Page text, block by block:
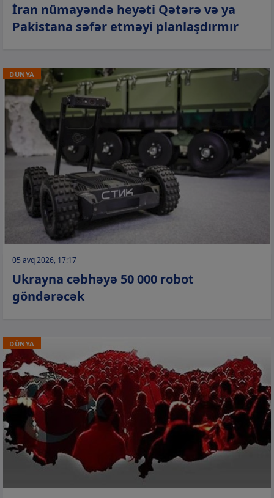
İran nümayəndə heyəti Qətərə və ya
Pakistana səfər etməyi planlaşdırmır
DÜNYA
05 avq 2026, 17:17
Ukrayna cəbhəyə 50 000 robot
göndərəcək
DÜNYA